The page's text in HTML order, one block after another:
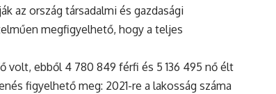
az ország társadalmi és gazdasági
megfigyelhető, hogy a teljes
volt, ebből 4 780 849 férfi és 5 136 495 nő élt
figyelhető meg: 2021-re a lakosság száma